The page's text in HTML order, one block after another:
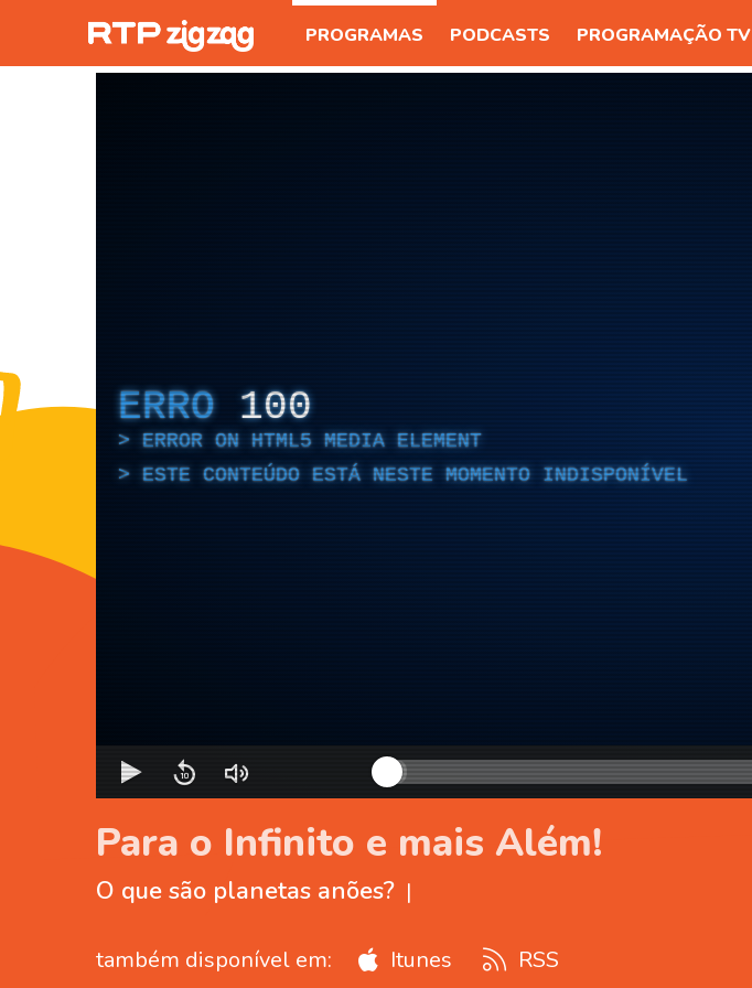
PROGRAMAS PODCASTS PROGRAMAÇÃO TV
ERRO 100
ERROR ON HTML5 MEDIA ELEMENT
ESTE CONTEÚDO ESTÁ NESTE MOMENTO INDISPONÍVEL
Para o Infinito e mais Além!
O que são planetas anões? |
também disponível em: Itunes RSS